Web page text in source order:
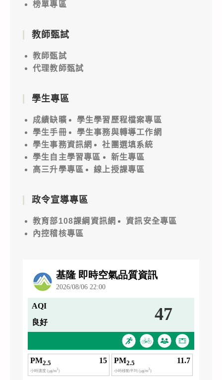
榜單專區
教師甄試
教師甄試
代理教師甄試
學生專區
成績缺曠
學生學習歷程檔案專區
學生手冊
學生事務與轉導工作網
學生事務資訊網
社團選填系統
學生自主學習專區
新生專區
高三升學專區
線上授課專區
政令宣導專區
教育部108課綱資訊網
資訊安全專區
內控稽核專區